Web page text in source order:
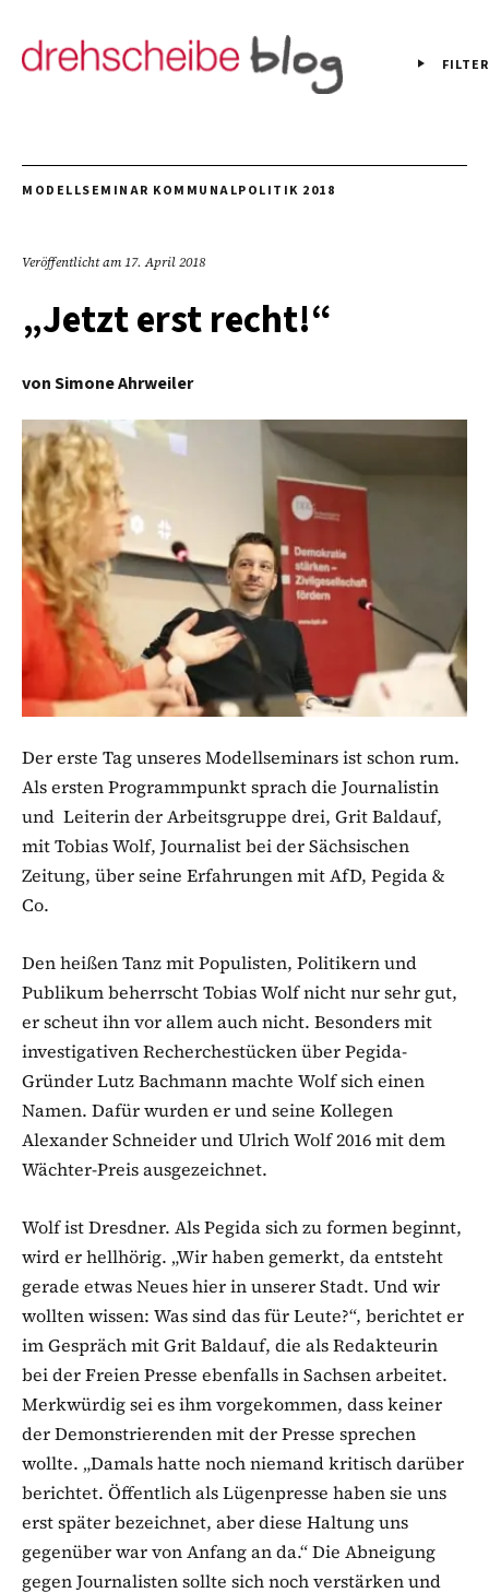
FILTER
MODELLSEMINAR KOMMUNALPOLITIK 2018
Veröffentlicht am17. April 2018
„Jetzt erst recht!“
vonSimone Ahrweiler
Der erste Tag unseres Modellseminars ist schon rum.
Als ersten Programmpunkt sprach die Journalistin
und Leiterin der Arbeitsgruppe drei, Grit Baldauf,
mit Tobias Wolf, Journalist bei der Sächsischen
Zeitung, über seine Erfahrungen mit AfD, Pegida &
Co.
Den heißen Tanz mit Populisten, Politikern und
Publikum beherrscht Tobias Wolf nicht nur sehr gut,
er scheut ihn vor allem auch nicht. Besonders mit
investigativen Recherchestücken über Pegida-
Gründer Lutz Bachmann machte Wolf sich einen
Namen. Dafür wurden er und seine Kollegen
Alexander Schneider und Ulrich Wolf 2016 mit dem
Wächter-Preis ausgezeichnet.
Wolf ist Dresdner. Als Pegida sich zu formen beginnt,
wird er hellhörig. „Wir haben gemerkt, da entsteht
gerade etwas Neues hier in unserer Stadt. Und wir
wollten wissen: Was sind das für Leute?“, berichtet er
im Gespräch mit Grit Baldauf, die als Redakteurin
bei der Freien Presse ebenfalls in Sachsen arbeitet.
Merkwürdig sei es ihm vorgekommen, dass keiner
der Demonstrierenden mit der Presse sprechen
wollte. „Damals hatte noch niemand kritisch darüber
berichtet. Öffentlich als Lügenpresse haben sie uns
erst später bezeichnet, aber diese Haltung uns
gegenüber war von Anfang an da.“ Die Abneigung
gegen Journalisten sollte sich noch verstärken und